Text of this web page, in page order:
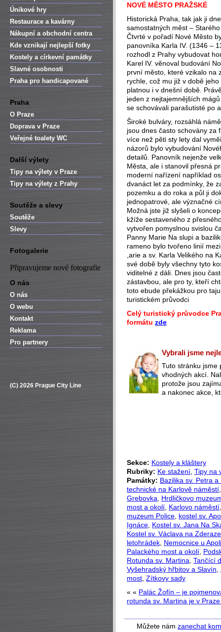
Únikové hry
Restaurace a kavárny
Nákupní a obchodní centra
Kde vznikají nejlepší fotky
Kostely a církevní památky
Slavné osobnosti
Praha pro handicapované
Praha
O Praze
Doprava v Praze
Veřejné toalety WC
Další výlety
Tipy na výlety v Praze
Tipy na výlety z Prahy
Soutěže a slevy
Soutěže
Slevy
Fotogalerie
Připravujeme nové fotografie
O nás
O nás
O webu
Kontakt
Reklama
Pro partnery
(C) 2026 Prague City Line
NOVÉ MĚSTO PRAŽSKÉ
Historická Praha, tak jak ji
samostatných měst –
Čtvrté v pořadí Nové Město
panovníka Karla IV. (1346 –
rozhodl z Prahy vybudovat
Karel IV. věnoval budování
první město, které vzikalo na
rychle, což mu již v době
platnou i v dnešní době.
jeden z nejtajemnějších
se schovávali parašutisté po
Široké bulváry, rozsáhlá
jsou dnes často schovány za
více než pěti sty lety dal
názorů bylo vybudování
detailů. Panovník nejenže
Města, ale i stanovil přesná
moderní nařízení například
dvanáct let za podmínky, že
pozemku a do roka a půl ji
jednopatrové, ale význačné
Možná jste již slyšeli o
kžíže sestaveného z
vytvořen pomyslnou svislou
Panny Marie Na slupi a
rameno bylo tvořeno linií
,arie a sv. Karla Velikého na
své době byly všechny tyto
viditelné z dáli. Dnes jsou
zástavbou, ale pro ty, kteří
toto ebude překážkou pro
turistickém průvodci
Celý turistický průvodce
formátu zde
Vybrali jsme
Tuto stránku jsme
vhodných akcí.
protože jsou
a nakonec akce,
Sekce: Kostely a kláštery
Rubriky: Ke stažení Tipy na
Památky: Bazilika sv. Petra a
technické na Karlově náměstí
Grebovka
Hrdličkovo
most a okolí Karlovo náměstí
muzeum Police kostel sv.
Ignáce Kostel sv. Jana Na
Kostel sv. Václava na Zderaze
letohrádek Nemocnice u
Palackého most a okolí
Rotunda sv. Martina Tančící
Vyšehradský hřbitov a Slavín
most Zítkovy sady
« « Palác Žofín – je
rotunda sv. Martina je v
Můžete nám zanechat